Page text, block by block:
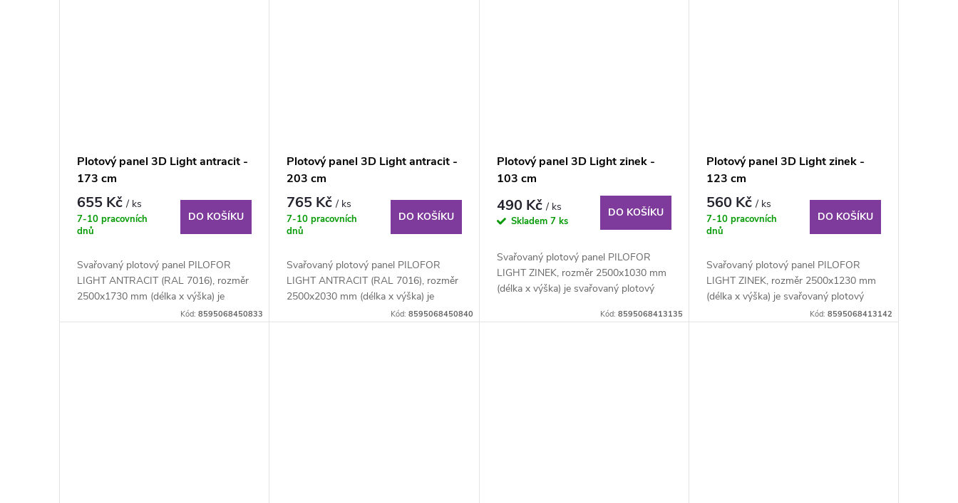
Plotový panel 3D Light antracit -
173 cm
655 Kč/ ks
7-10 pracovních
dnů
DO KOŠÍKU
Svařovaný plotový panel PILOFOR
LIGHT ANTRACIT (RAL 7016), rozměr
2500x1730 mm (délka x výška) je
Kód:8595068450833
Plotový panel 3D Light antracit -
203 cm
765 Kč/ ks
7-10 pracovních
dnů
DO KOŠÍKU
Svařovaný plotový panel PILOFOR
LIGHT ANTRACIT (RAL 7016), rozměr
2500x2030 mm (délka x výška) je
Kód: 8595068450840
Plotový panel 3D Light zinek -
103 cm
490 Kč/ ks
Skladem 7 ks
DO KOŠÍKU
Svařovaný plotový panel PILOFOR
LIGHT ZINEK, rozměr 2500x1030 mm
(délka x výška) je svařovaný plotový
Kód: 8595068413135
Plotový panel 3D Light zinek -
123 cm
560 Kč/ ks
7-10 pracovních
dnů
DO KOŠÍKU
Svařovaný plotový panel PILOFOR
LIGHT ZINEK, rozměr 2500x1230 mm
(délka x výška) je svařovaný plotový
Kód: 8595068413142